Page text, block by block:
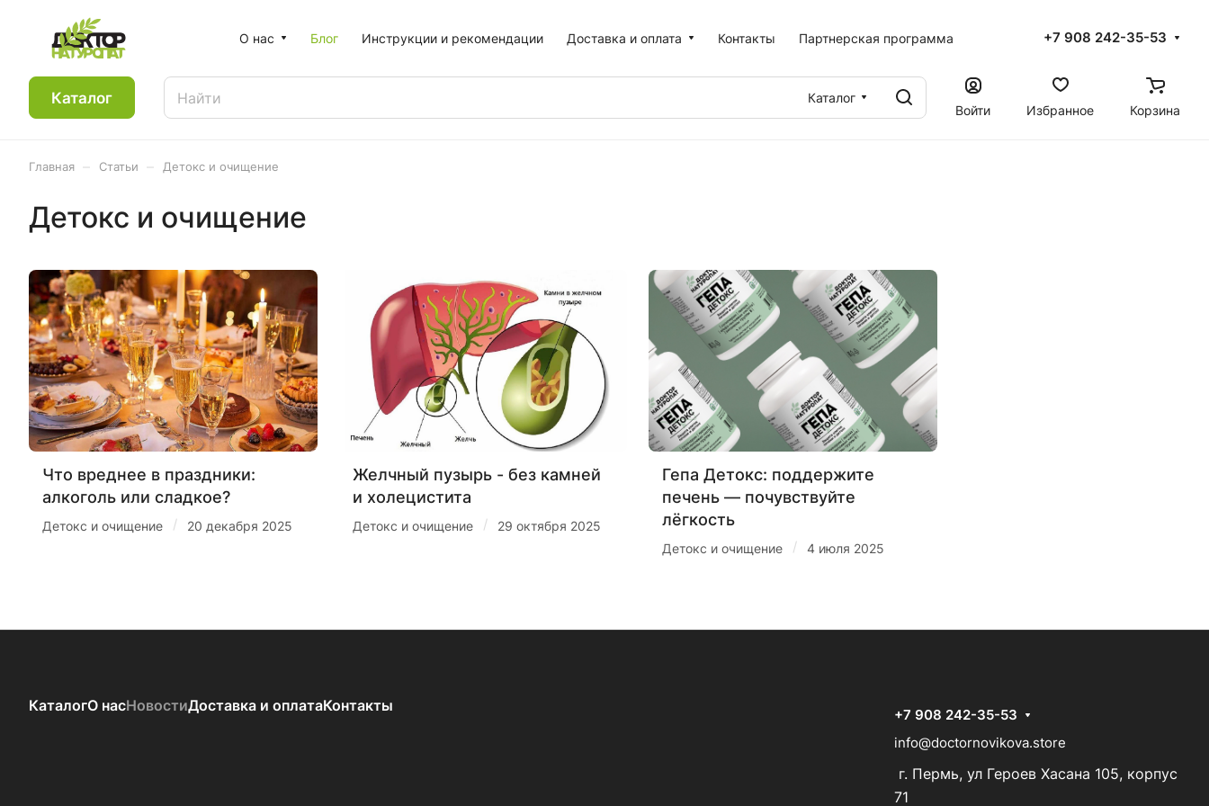
О нас Блог Инструкции и рекомендации Доставка и оплата Контакты Партнерская программа +7 908 242-35-53
Каталог
Каталог
Войти
Избранное Корзина
Главная Статьи Детокс и очищение
Детокс и очищение
Что вреднее в праздники:
алкоголь или сладкое?
Детокс и очищение / 20 декабря 2025
Желчный пузырь - без камней
и холецистита
Детокс и очищение / 29 октября 2025
Гепа Детокс: поддержите
печень — почувствуйте
лёгкость
Детокс и очищение / 4 июля 2025
КаталогО насНовостиДоставка и оплатаКонтакты
+7 908 242-35-53
info@doctornovikova.store
г. Пермь, ул Героев Хасана 105, корпус
71